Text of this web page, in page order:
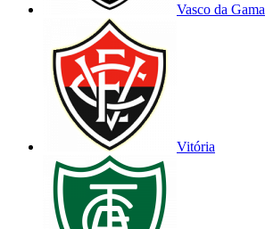
Vasco da Gama
Vitória